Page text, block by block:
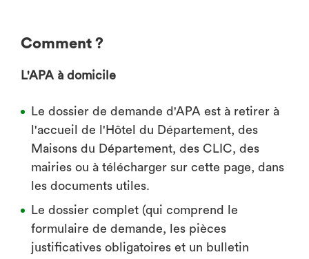
Comment ?
L'APA à domicile
Le dossier de demande d'APA est à retirer à
l'accueil de l'Hôtel du Département, des
Maisons du Département, des CLIC, des
mairies ou à télécharger sur cette page, dans
les documents utiles.
Le dossier complet (qui comprend le
formulaire de demande, les pièces
justificatives obligatoires et un bulletin